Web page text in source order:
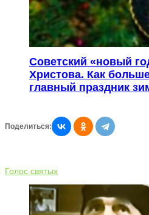
Советский «новый
Христова. Как
главный праздник
Поделиться:
Голос святых